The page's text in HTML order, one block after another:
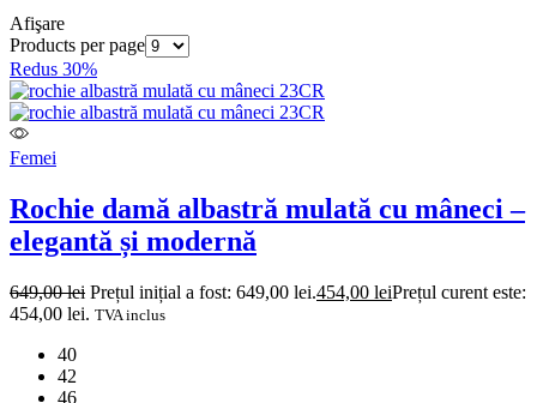
Afişare
Products per page
Redus 30%
Femei
Rochie damă albastră mulată cu mâneci –
elegantă și modernă
649,00lei Prețul inițial a fost: 649,00 lei.454,00 leiPrețul curent este:
454,00 lei. TVA inclus
40
42
46